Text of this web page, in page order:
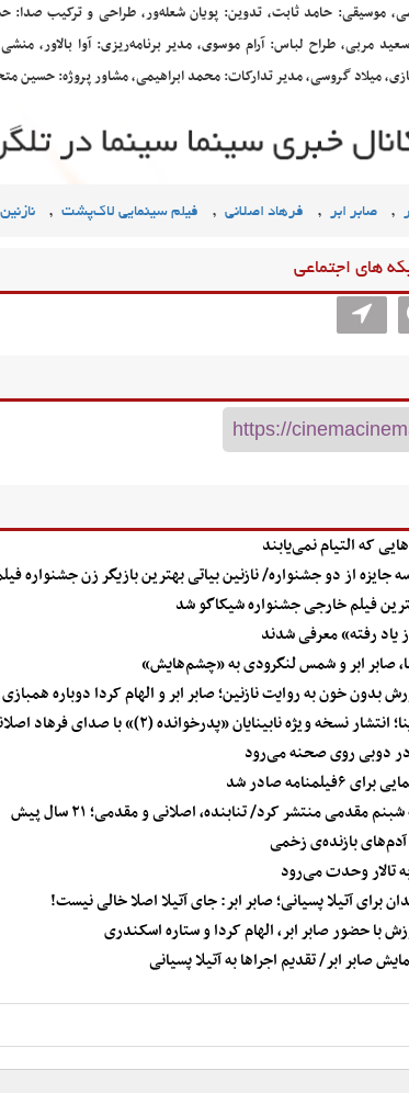
موسیقی: حامد ثابت، تدوین: پویان شعله‌ور،‌ طراحی و ترکیب
مربی، طراح لباس: آرام موسوی، مدیر برنامه‌ریزی: آوا بالاور،
میلاد گروسی، مدیر تدارکات: محمد ابراهیمی، مشاور پروژه:
, صابر ابر , فرهاد اصلانی , فیلم سینمایی لاک‌پشت ,
های اجتماعی
که التیام نمی‌یابند
جایزه از دو جشنواره/ نازنین بیاتی بهترین بازیگر زن جشنواره
فیلم خارجی جشنواره شیکاگو شد
یاد رفته» معرفی شدند
صابر ابر و شمس لنگرودی به «چشم‌هایش»
خون به روایت نازنین؛ صابر ابر و الهام کردا دوباره
نسخه ویژه نابینایان «پدرخوانده (۲)» با صدای فرهاد اصلانی
دوبی روی صحنه می‌رود
صادر شد
مقدمی منتشر کرد/ تنابنده، اصلانی و مقدمی؛ ۲۱ سال پیش
بازنده‌ی زخمی
تالار وحدت می‌رود
برای آتیلا پسیانی؛ صابر ابر: جای آتیلا اصلا خالی نیست!
با حضور صابر ابر، الهام کردا و ستاره اسکندری
صابر ابر/ تقدیم اجراها به آتیلا پسیانی